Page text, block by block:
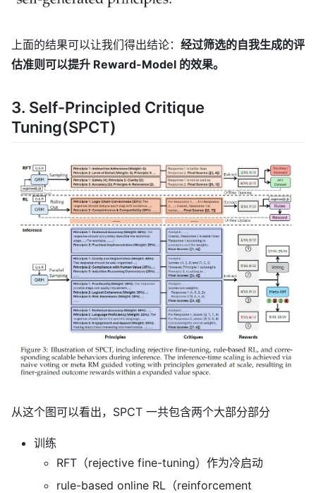
上面的结果可以让我们得出结论： 经过筛选的自我生成的评
估准则可以提升 Reward-Model 的效果。
3. Self-Principled Critique
Tuning(SPCT)
从这个图可以看出，SPCT 一共包含两个大部分部分
训练
RFT（rejective fine-tuning）作为冷启动
rule-based online RL（reinforcement